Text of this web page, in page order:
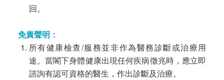
回。
免責聲明：
所有健康檢查/服務並非作為醫務診斷或治療用
途。當閣下身體健康出現任何疾病徵兆時，應立即
諮詢有認可資格的醫生，作出診斷及治療。